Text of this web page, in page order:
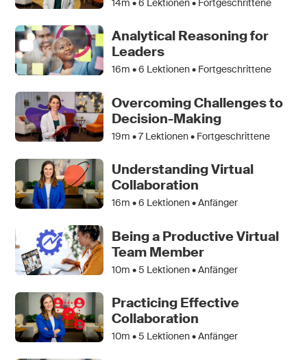
14m •6 Lektionen • Fortgeschrittene
Analytical Reasoning for
Leaders
16m •6 Lektionen • Fortgeschrittene
Overcoming Challenges to
Decision-Making
19m •7Lektionen • Fortgeschrittene
Understanding Virtual
Collaboration
16m •6 Lektionen • Anfänger
Being a Productive Virtual
Team Member
10m •5 Lektionen • Anfänger
Practicing Effective
Collaboration
10m •5 Lektionen • Anfänger